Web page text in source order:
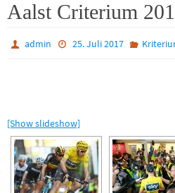
Aalst Criterium
admin 25. Juli 2017
[Show slideshow]